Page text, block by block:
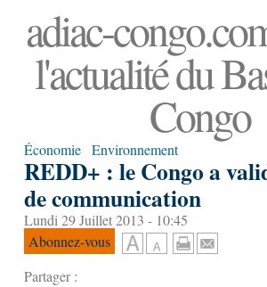
adiac-
l'actualité du
Congo
Économie Environnement
REDD+ : le Congo a
de communication
Lundi 29 Juillet 2013 - 10:45
Abonnez-vous
Partager :